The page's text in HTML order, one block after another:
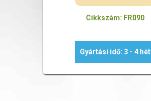
Cikkszám: FR090
Gyártási idő: 3 - 4 hét